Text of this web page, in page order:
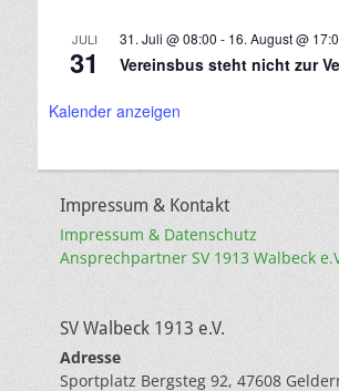
JULI
31
31. Juli @ 08:00 - 16. August @
Vereinsbus steht nicht zur
Kalender anzeigen
Impressum & Kontakt
Impressum & Datenschutz
Ansprechpartner SV 1913 Walbeck
SV Walbeck 1913 e.V.
Adresse
Sportplatz Bergsteg 92, 47608